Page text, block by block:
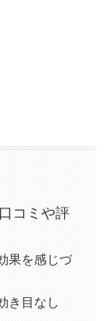
コミや評
果を感じづ
き目なし